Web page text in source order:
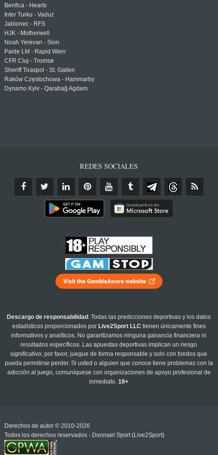
Benfica - Hearts
Inter Turku - Vaduz
Jablonec - RFS
HJK - Motherwell
Noah Yerevan - Sion
Paide LM - Rapid Wien
CFR Cluj - Tromsø
Sheriff Tiraspol - St. Gallen
Raków Częstochowa - Hammarby
Dynamo Kyiv - Qarabağ Agdam
REDES SOCIALES
Descargo de responsabilidad : Todas las predicciones deportivas y los datos
estadísticos proporcionados por Live2Sport LLC tienen únicamente fines
informativos y analíticos. No garantizamos ninguna ganancia financiera ni
resultados específicos. Las apuestas deportivas implican un riesgo
significativo; por favor, juegue de forma responsable y solo con fondos que
pueda permitirse perder. Si usted o alguien que conoce tiene problemas con la
adicción al juego, comuníquese con organizaciones de apoyo profesional de
inmediato.18+
Derechos de autor © 2010-2026
Todos los derechos reservados - Donnael Sport (Live2Sport)